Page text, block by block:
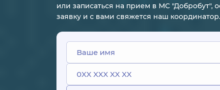
или записаться на прием в МС "Добробут",
заявку и с вами свяжется наш координатор.